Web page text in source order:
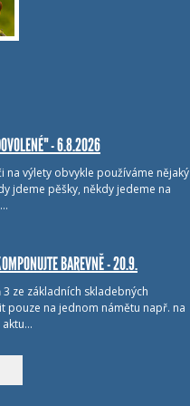
- 6.8.2026
na výlety obvykle používáme nějaký
jdeme pěšky, někdy jedeme na
BAREVNĚ - 20.9.
ze základních skladebných
pouze na jednom námětu např. na
aktu…